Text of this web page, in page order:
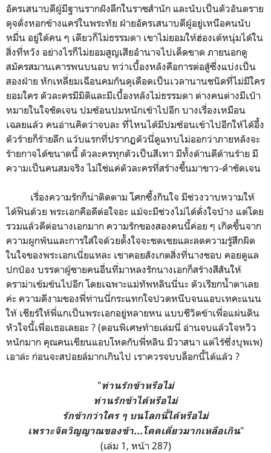
อัครเสนาบดีผู้มีฐานรากฝังลึกในราชสำนัก และนับเป็นตัวอันตราย
ดุจดั่งหอกข้างแคร่ในพระทัย ฝ่ายอัครเสนาบดีผู้อยู่เหนือคนนับ
หมื่น อยู่ใต้คน ๆ เดียวก็ไม่ธรรมดา เขาไม่ยอมให้ฮ่องเต้หนุ่มได้ใน
สิ่งที่หวัง อย่างไรก็ไม่ยอมสูญเสียอำนาจไปเด็ดขาด ภายนอกดู
สมัครสมานเคารพนบนอบ ทว่าเบื้องหลังคือการต่อสู้ซึ่งแบ่งเป็น
สองฝ่าย หักเหลี่ยมเฉือนคมกันดุเดือดเป็นเวลานานชนิดที่ไม่มีใคร
ยอมใคร ตัวละครมีมิติและมีเบื้องหลังไม่ธรรมดา ต่างคนต่างมีเป้า
หมายในใจชัดเจน ปมซ้อนปมหนักเข้าไปอีก บางเรื่องเหมือน
เฉลยแล้ว คนอ่านคิดว่าจบละ ที่ไหนได้มีปมซ้อนเข้าไปอีกให้ได้อึ้ง
ตัวร้ายก็ร้ายลึก แว้บแรกที่ปรากฏตัวนี่ดูแทบไม่ออกว่าภายหลังจะ
ร้ายกาจได้ขนาดนี้ ตัวละครทุกตัวเป็นสีเทา มีทั้งด้านดีด้านร้าย มี
ความเป็นคนสมจริง ไม่ใช่แค่ตัวละครที่สร้างขึ้นมาขาว-ดำชัดเจน
เรื่องความรักก็น่าติดตาม โศกซึ้งกินใจ มีช่วงวาบหวามให้
ได้ฟินด้วย พระเอกคือดีต่อใจอะ แม้จะมีช่วงไม่ได้ดั่งใจบ้าง แต่โดย
รวมแล้วดีต่อนางเอกมาก ความรักของสองคนนี้ค่อย ๆ เกิดขึ้นจาก
ความผูกพันและการใส่ใจด้วยตั้งใจจะชดเชยและลดความรู้สึกผิด
ในใจของพระเอกเนี่ยแหละ เขาคอยสังเกตสิ่งที่นางชอบ คอยดูแล
ปกป้อง บรรดาผู้ชายคนอื่นที่มาหลงรักนางเอกก็สร้างสีสันให้
ดราม่าเข้มข้นไปอีก โดยเฉพาะแม่ทัพหลินนี่นะ ตัวเรียกน้ำตาเลย
ค่ะ ความดีงามของพี่ท่านนี่กระแทกใจปวดหนึบจนแอบเทคะแนน
ให้ เชียร์ให้พี่แกเป็นพระเอกอยู่หลายหน แบบชีวิตข้าเพื่อแผ่นดิน
หัวใจนี้เพื่อเธอเลยอะ ? (ตอนพิเศษท้ายเล่มนี่ อ่านจบแล้วใจหวิว
หนักมาก คุณคนเขียนแอบโหดกับพี่หลิน มีวาสนา แต่ไร้ซึ่งบุพเพ)
เอาล่ะ ก่อนจะสปอยล์มากเกินไป เราควรจบบล็อกนี้ได้แล้ว ?
"ท่านรักข้าหรือไม่
ท่านรักข้าได้หรือไม่
รักข้ากว่าใคร ๆ บนโลกนี้ได้หรือไม่
เพราะจิตวิญญาณของข้า...โดดเดี่ยวมากเหลือเกิน"
(เล่ม 1, หน้า 287)